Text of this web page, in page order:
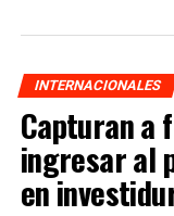
INTERNACIONALES
Capturan a
ingresar al
en